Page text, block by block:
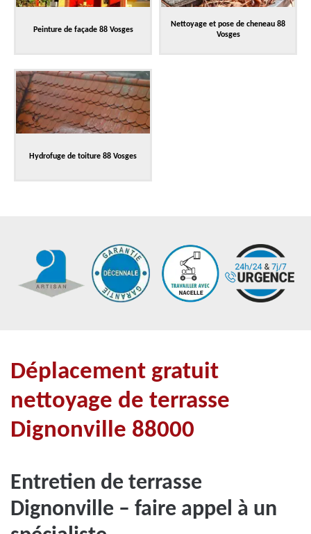
Peinture de façade 88 Vosges
Nettoyage et pose de cheneau 88
Vosges
Hydrofuge de toiture 88 Vosges
Déplacement gratuit
nettoyage de terrasse
Dignonville 88000
Entretien de terrasse
Dignonville – faire appel à un